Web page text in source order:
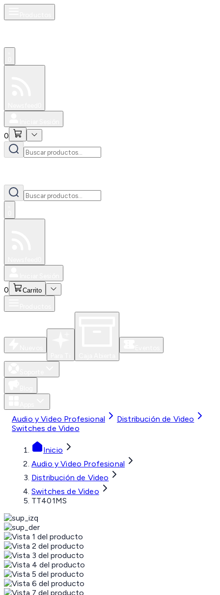
0
0 Carrito
Audio y Video Profesional
Distribución de Video
Switches de Video
Inicio
Audio y Video Profesional
Distribución de Video
Switches de Video
TT401MS